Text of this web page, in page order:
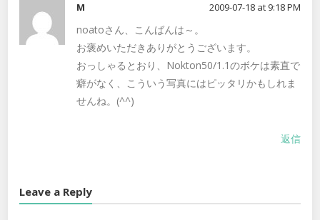
M 2009-07-18 at 9:18 PM
noatoさん、こんばんは～。
お褒めいただきありがとうございます。
おっしゃるとおり、Nokton50/1.1のボケは素直で
癖がなく、こういう写真にはピッタリかもしれま
せんね。(^^)
返信
Leave a Reply